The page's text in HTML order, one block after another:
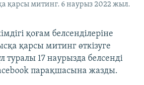
қарсы митинг. 6 наурыз 2022 жыл.
қоғам белсенділеріне
қарсы митинг өткізуге
туралы 17 наурызда белсенді
парақшасына жазды.